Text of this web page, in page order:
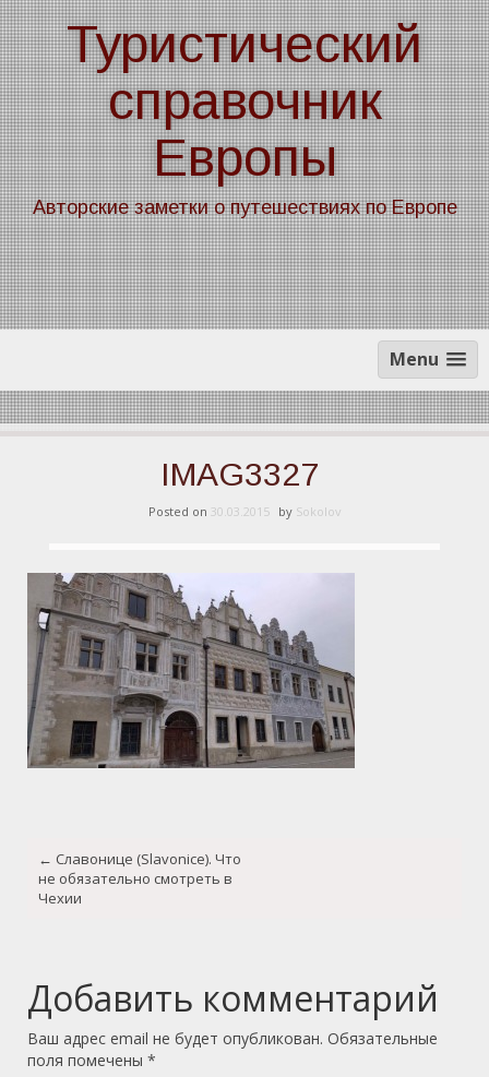
Skip
to
content
Туристический
справочник
Европы
Авторские заметки о путешествиях по Европе
Menu
IMAG3327
Posted on 30.03.2015 by Sokolov
navigation
← Славонице (Slavonice). Что
не обязательно смотреть в
Чехии
Добавить комментарий
Ваш адрес email не будет опубликован. Обязательные
поля помечены *